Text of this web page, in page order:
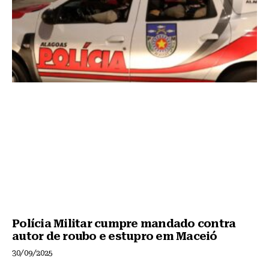
Polícia Militar cumpre mandado contra
autor de roubo e estupro em Maceió
30/09/2025